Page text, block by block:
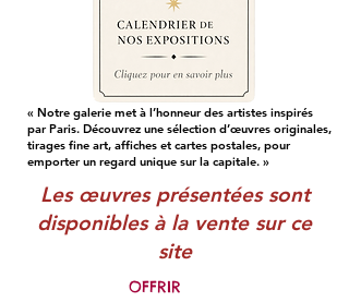
« Notre galerie met à l’honneur des artistes inspirés
par Paris. Découvrez une sélection d’œuvres originales,
tirages fine art, affiches et cartes postales, pour
emporter un regard unique sur la capitale. »
Les œuvres présentées sont
disponibles à la vente sur ce
site
OFFRIR